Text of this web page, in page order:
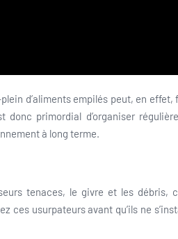
d’aliments empilés peut, en effet,
primordial d’organiser
à long terme.
tenaces, le givre et les débris,
ces usurpateurs avant qu’ils ne